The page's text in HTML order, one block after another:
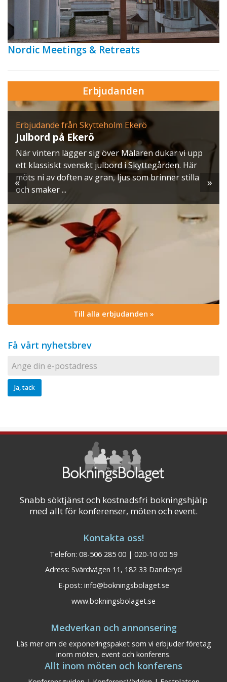
Nordic Meetings & Retreats
Erbjudanden
Erbjudande från Skytteholm Ekerö
Julbord på Ekerö
När vintern lägger sig över Mälaren dukar vi upp
ett klassiskt svenskt julbord i Skyttegården. Här
möts ni av doften av gran, ljus som brinner stilla
och smaker ...
« »
Till alla erbjudanden »
Få vårt nyhetsbrev
Snabb söktjänst och kostnadsfri bokningshjälp
med allt för konferenser, möten och event.
Kontakta oss!
Telefon: 08-506 285 00 | 020-10 00 59
Adress: Svärdvägen 11, 182 33 Danderyd
E-post: info@bokningsbolaget.se
www.bokningsbolaget.se
Medverkan och annonsering
Läs mer om de exponeringspaket som vi erbjuder företag
inom möten, event och konferens.
Allt inom möten och konferens